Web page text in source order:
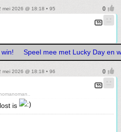
mei 2026 @ 18:18 • 95
Speel mee met Lucky Day en
mei 2026 @ 18:18 • 96
is